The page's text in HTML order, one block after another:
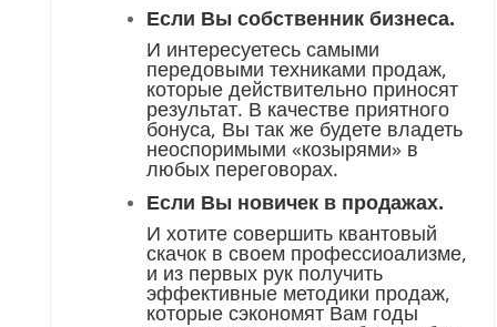
Если Вы собственник бизнеса.
И интересуетесь самыми
передовыми техниками продаж,
которые действительно приносят
результат. В качестве приятного
бонуса, Вы так же будете владеть
неоспоримыми «козырями» в
любых переговорах.
Если Вы новичек в продажах.
И хотите совершить квантовый
скачок в своем профессиоализме,
и из первых рук получить
эффективные методики продаж,
которые сэкономят Вам годы